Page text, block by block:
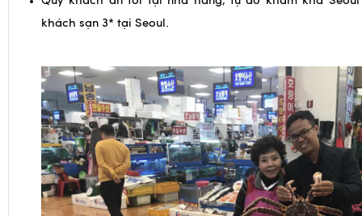
Quý khách ăn tối tại nhà hàng, tự do khám khá Seoul
khách sạn 3* tại Seoul.